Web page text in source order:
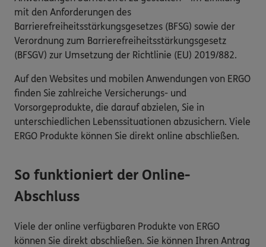
mit den Anforderungen des
Barrierefreiheitsstärkungsgesetzes (BFSG) sowie der
Verordnung zum Barrierefreiheitsstärkungsgesetz
(BFSGV) zur Umsetzung der Richtlinie (EU) 2019/882.
Auf den Websites und mobilen Anwendungen von ERGO
finden Sie zahlreiche Versicherungs- und
Vorsorgeprodukte, die darauf abzielen, Sie in
unterschiedlichen Lebenssituationen abzusichern. Viele
ERGO Produkte können Sie direkt online abschließen.
So funktioniert der Online-
Abschluss
Viele der online verfügbaren Produkte von ERGO
können Sie direkt abschließen. Sie können Ihren Antrag